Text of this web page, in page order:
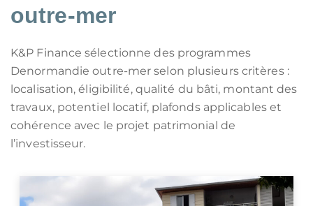
outre-mer
K&P Finance sélectionne des programmes
Denormandie outre-mer selon plusieurs critères :
localisation, éligibilité, qualité du bâti, montant des
travaux, potentiel locatif, plafonds applicables et
cohérence avec le projet patrimonial de
l’investisseur.